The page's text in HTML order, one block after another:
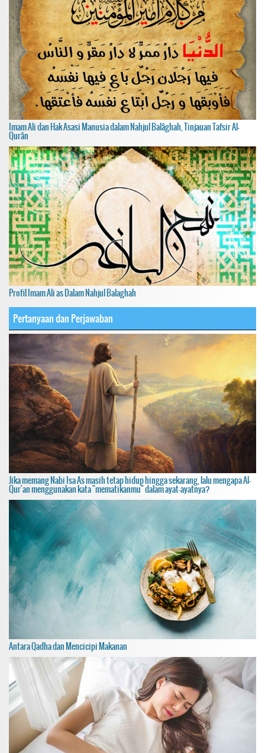
Imam Ali dan Hak Asasi Manusia dalam Nahjul Balâghah, Tinjauan Tafsir Al-
Qurân
Profil Imam Ali as Dalam Nahjul Balaghah
Pertanyaan dan Perjawaban
Jika memang Nabi Isa As masih tetap hidup hingga sekarang, lalu mengapa Al-
Qur'an menggunakan kata "mematikanmu" dalam ayat-ayatnya?
Antara Qadha dan Mencicipi Makanan